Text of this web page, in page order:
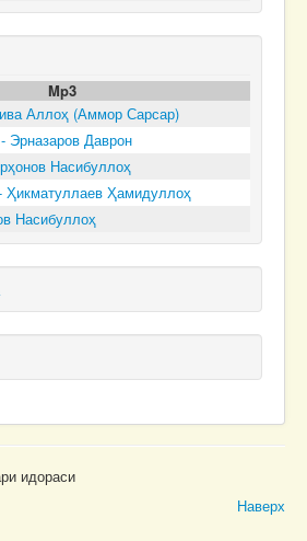
Mp3
Аллоҳ (Аммор Сарсар)
Эрназаров Даврон
Насибуллоҳ
Ҳамидуллоҳ
Насибуллоҳ
идораси
Наверх